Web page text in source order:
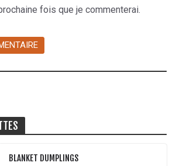
fois que je commenterai.
BLANKET DUMPLINGS